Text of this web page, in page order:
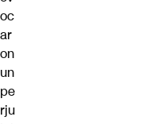
oc
ar
on
un
pe
rju